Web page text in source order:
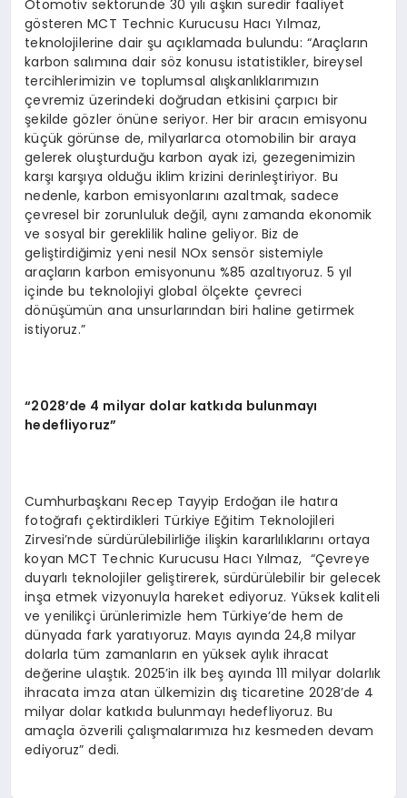
Otomotiv sektöründe 30 yılı aşkın süredir faaliyet
gösteren MCT Technic Kurucusu Hacı Yılmaz,
teknolojilerine dair şu açıklamada bulundu: “Araçların
karbon salımına dair söz konusu istatistikler, bireysel
tercihlerimizin ve toplumsal alışkanlıklarımızın
çevremiz üzerindeki doğrudan etkisini çarpıcı bir
şekilde gözler önüne seriyor. Her bir aracın emisyonu
küçük görünse de, milyarlarca otomobilin bir araya
gelerek oluşturduğu karbon ayak izi, gezegenimizin
karşı karşıya olduğu iklim krizini derinleştiriyor. Bu
nedenle, karbon emisyonlarını azaltmak, sadece
çevresel bir zorunluluk değil, aynı zamanda ekonomik
ve sosyal bir gereklilik haline geliyor. Biz de
geliştirdiğimiz yeni nesil NOx sensör sistemiyle
araçların karbon emisyonunu %85 azaltıyoruz. 5 yıl
içinde bu teknolojiyi global ölçekte çevreci
dönüşümün ana unsurlarından biri haline getirmek
istiyoruz.”
“2028’de 4 milyar dolar katkıda bulunmayı
hedefliyoruz”
Cumhurbaşkanı Recep Tayyip Erdoğan ile hatıra
fotoğrafı çektirdikleri Türkiye Eğitim Teknolojileri
Zirvesi’nde sürdürülebilirliğe ilişkin kararlılıklarını ortaya
koyan MCT Technic Kurucusu Hacı Yılmaz, “Çevreye
duyarlı teknolojiler geliştirerek, sürdürülebilir bir gelecek
inşa etmek vizyonuyla hareket ediyoruz. Yüksek kaliteli
ve yenilikçi ürünlerimizle hem Türkiye’de hem de
dünyada fark yaratıyoruz. Mayıs ayında 24,8 milyar
dolarla tüm zamanların en yüksek aylık ihracat
değerine ulaştık. 2025’in ilk beş ayında 111 milyar dolarlık
ihracata imza atan ülkemizin dış ticaretine 2028’de 4
milyar dolar katkıda bulunmayı hedefliyoruz. Bu
amaçla özverili çalışmalarımıza hız kesmeden devam
ediyoruz” dedi.